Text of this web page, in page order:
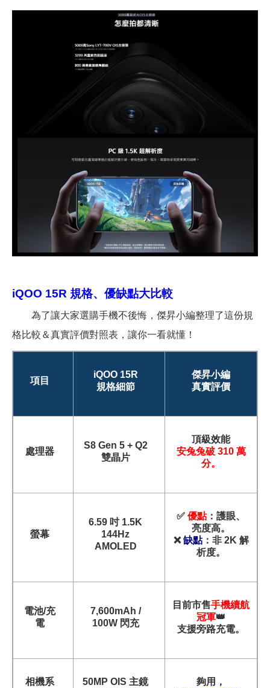
iQOO 15R 規格、優缺點大比較
為了讓大家選購手機不後悔，傑昇小編整理了這份規
格比較＆真實評價對照表，讓你一看就懂！
項目
iQOO 15R
規格細節
傑昇小編
真實評價
處理器
S8 Gen 5 + Q2
雙晶片
頂級效能
安兔兔破 310 萬
分。
螢幕
6.59 吋 1.5K
144Hz
AMOLED
✅ 優點：護眼、
亮度高。
❌缺點：非 2K 解
析度。
電池/充
電
7,600mAh /
100W 閃充
目前市售手機續航
冠軍👑
支援旁路充電。
相機系
50MP OIS 主鏡
夠用，